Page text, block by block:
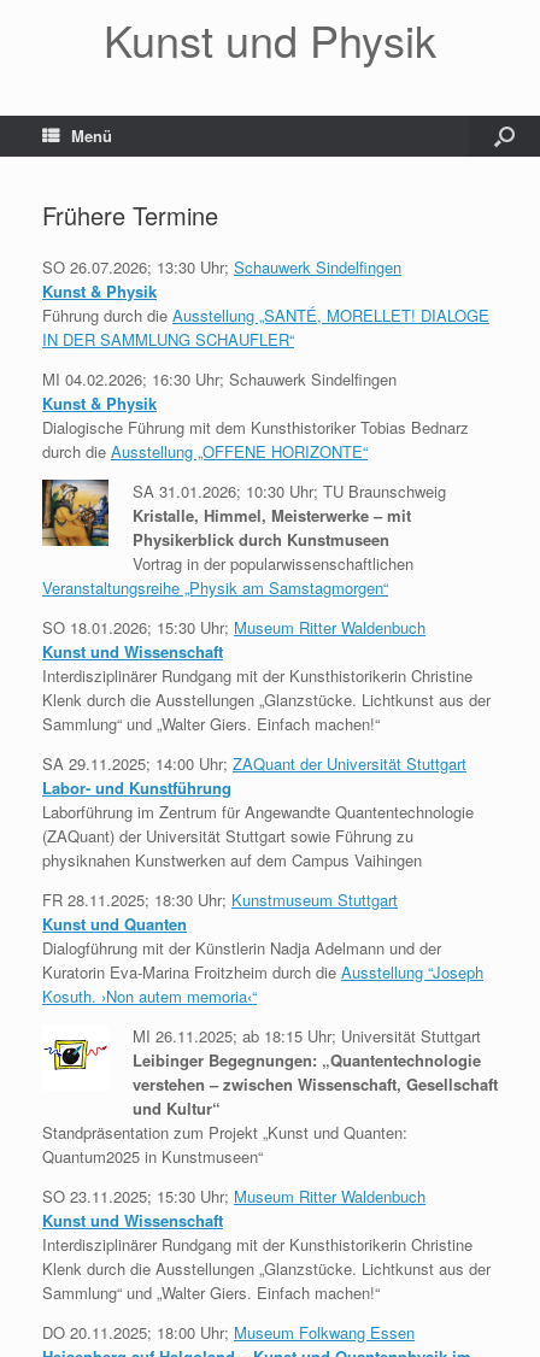
Kunst und Physik
Menü
Frühere Termine
SO 26.07.2026; 13:30 Uhr; Schauwerk Sindelfingen
Kunst & Physik
Führung durch die Ausstellung „SANTÉ, MORELLET! DIALOGE
IN DER SAMMLUNG SCHAUFLER“
MI 04.02.2026; 16:30 Uhr; Schauwerk Sindelfingen
Kunst & Physik
Dialogische Führung mit dem Kunsthistoriker Tobias Bednarz
durch die Ausstellung „OFFENE HORIZONTE“
SA 31.01.2026; 10:30 Uhr; TU Braunschweig
Kristalle, Himmel, Meisterwerke – mit
Physikerblick durch Kunstmuseen
Vortrag in der popularwissenschaftlichen
Veranstaltungsreihe „Physik am Samstagmorgen“
SO 18.01.2026; 15:30 Uhr; Museum Ritter Waldenbuch
Kunst und Wissenschaft
Interdisziplinärer Rundgang mit der Kunsthistorikerin Christine
Klenk durch die Ausstellungen „Glanzstücke. Lichtkunst aus der
Sammlung“ und „Walter Giers. Einfach machen!“
SA 29.11.2025; 14:00 Uhr; ZAQuant der Universität Stuttgart
Labor- und Kunstführung
Laborführung im Zentrum für Angewandte Quantentechnologie
(ZAQuant) der Universität Stuttgart sowie Führung zu
physiknahen Kunstwerken auf dem Campus Vaihingen
FR 28.11.2025; 18:30 Uhr; Kunstmuseum Stuttgart
Kunst und Quanten
Dialogführung mit der Künstlerin Nadja Adelmann und der
Kuratorin Eva-Marina Froitzheim durch die Ausstellung “Joseph
Kosuth. ›Non autem memoria‹“
MI 26.11.2025; ab 18:15 Uhr; Universität Stuttgart
Leibinger Begegnungen: „Quantentechnologie
verstehen – zwischen Wissenschaft, Gesellschaft
und Kultur“
Standpräsentation zum Projekt „Kunst und Quanten:
Quantum2025 in Kunstmuseen“
SO 23.11.2025; 15:30 Uhr; Museum Ritter Waldenbuch
Kunst und Wissenschaft
Interdisziplinärer Rundgang mit der Kunsthistorikerin Christine
Klenk durch die Ausstellungen „Glanzstücke. Lichtkunst aus der
Sammlung“ und „Walter Giers. Einfach machen!“
DO 20.11.2025; 18:00 Uhr; Museum Folkwang Essen